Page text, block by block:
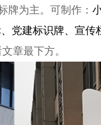
牌为主。可制作：
党建标识牌、宣传
章最下方。